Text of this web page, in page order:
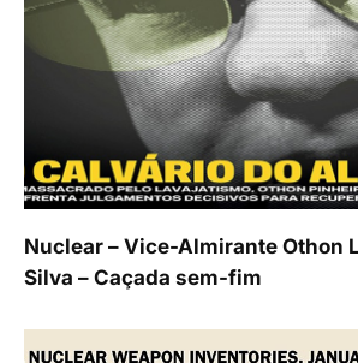
Nuclear – Vice-Almirante Othon
Silva – Caçada sem-fim